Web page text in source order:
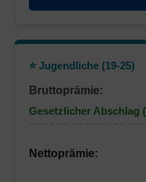
⭐ Jugendliche (19-25)
Bruttoprämie:
Gesetzlicher Abschlag
Nettoprämie: